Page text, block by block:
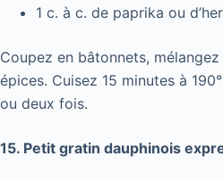
1 c. à c. de paprika ou
Coupez en bâtonnets, mélangez
épices. Cuisez 15 minutes à
ou deux fois.
15. Petit gratin dauphinois